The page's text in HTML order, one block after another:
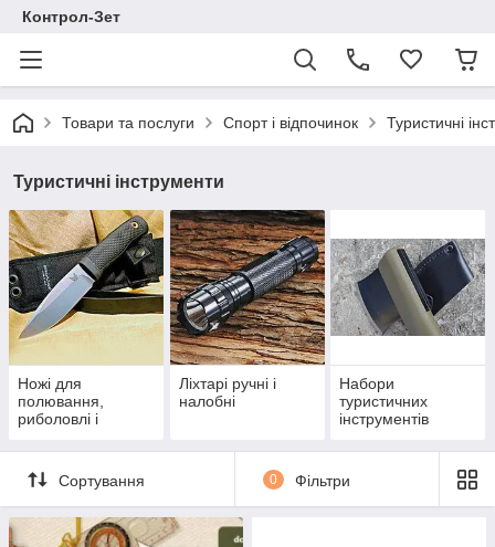
Контрол-Зет
Товари та послуги Спорт і відпочинок Туристичні
Туристичні інструменти
Ножі для
полювання,
риболовлі і
Ліхтарі ручні і
налобні
Набори
туристичних
інструментів
Сортування 0 Фільтри